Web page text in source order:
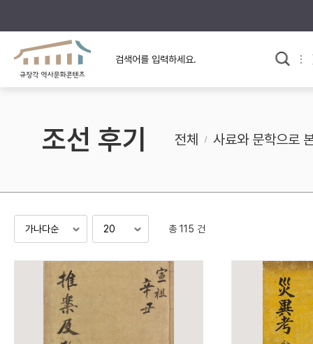
규장각의 어제와 오늘
규장각 소개영상
사료와 문학으로 본
고대
조선 후기
검색 연산자 사용안내
조선 후기 전체 사료와 문학으로
총 115 건